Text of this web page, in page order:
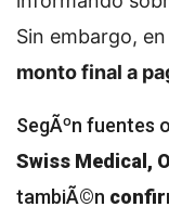
Sin embargo,
monto final a
SegÃºn fuentes
Swiss Medical,
tambiÃ©n